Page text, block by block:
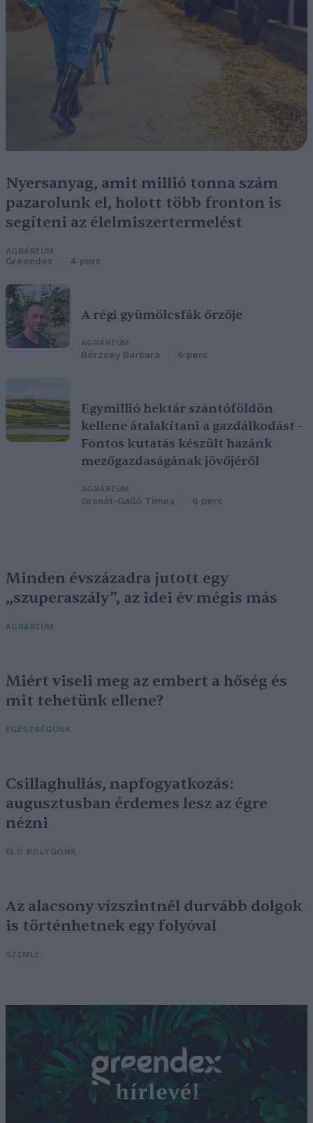
Nyersanyag, amit millió tonna szám
pazarolunk el, holott több fronton is
segíteni az élelmiszertermelést
AGRÁRIUM
Greendex 4 perc
A régi gyümölcsfák őrzője
AGRÁRIUM
Börzsey Barbara 6 perc
Egymillió hektár szántóföldön
kellene átalakítani a gazdálkodást –
Fontos kutatás készült hazánk
mezőgazdaságának jövőjéről
AGRÁRIUM
Granát-Galló Tímea 6 perc
Minden évszázadra jutott egy
„szuperaszály”, az idei év mégis más
AGRÁRIUM
Miért viseli meg az embert a hőség és
mit tehetünk ellene?
EGÉSZSÉGÜNK
Csillaghullás, napfogyatkozás:
augusztusban érdemes lesz az égre
nézni
ÉLŐ BOLYGÓNK
Az alacsony vízszintnél durvább dolgok
is történhetnek egy folyóval
SZEMLE